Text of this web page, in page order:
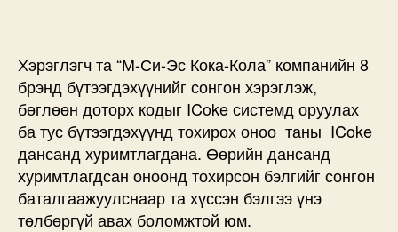
Хэрэглэгч та “М-Си-Эс Кока-Кола” компанийн 8
брэнд бүтээгдэхүүнийг сонгон хэрэглэж,
бөглөөн доторх кодыг ICoke системд оруулах
ба тус бүтээгдэхүүнд тохирох оноо таны ICoke
дансанд хуримтлагдана. Өөрийн дансанд
хуримтлагдсан оноонд тохирсон бэлгийг сонгон
баталгаажуулснаар та хүссэн бэлгээ үнэ
төлбөргүй авах боломжтой юм.